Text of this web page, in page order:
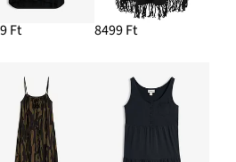
Ft 8499 Ft